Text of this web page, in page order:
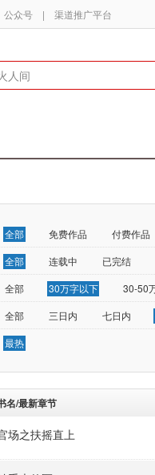
公众号 | 渠道推广平台
全部 免费作品
付费作品
全部 连载中
已完结
全部 30万字以下 30-50
全部 三日内 七日内
最热
名/最新章节
场之扶摇直上